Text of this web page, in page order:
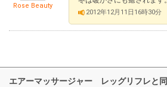
Rose Beauty
2012年12月11日16時30分
エアーマッサージャー レッグリフレと